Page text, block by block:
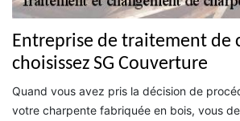
Entreprise de traitement de
choisissez SG Couverture
Quand vous avez pris la décision de
votre charpente fabriquée en bois, vous